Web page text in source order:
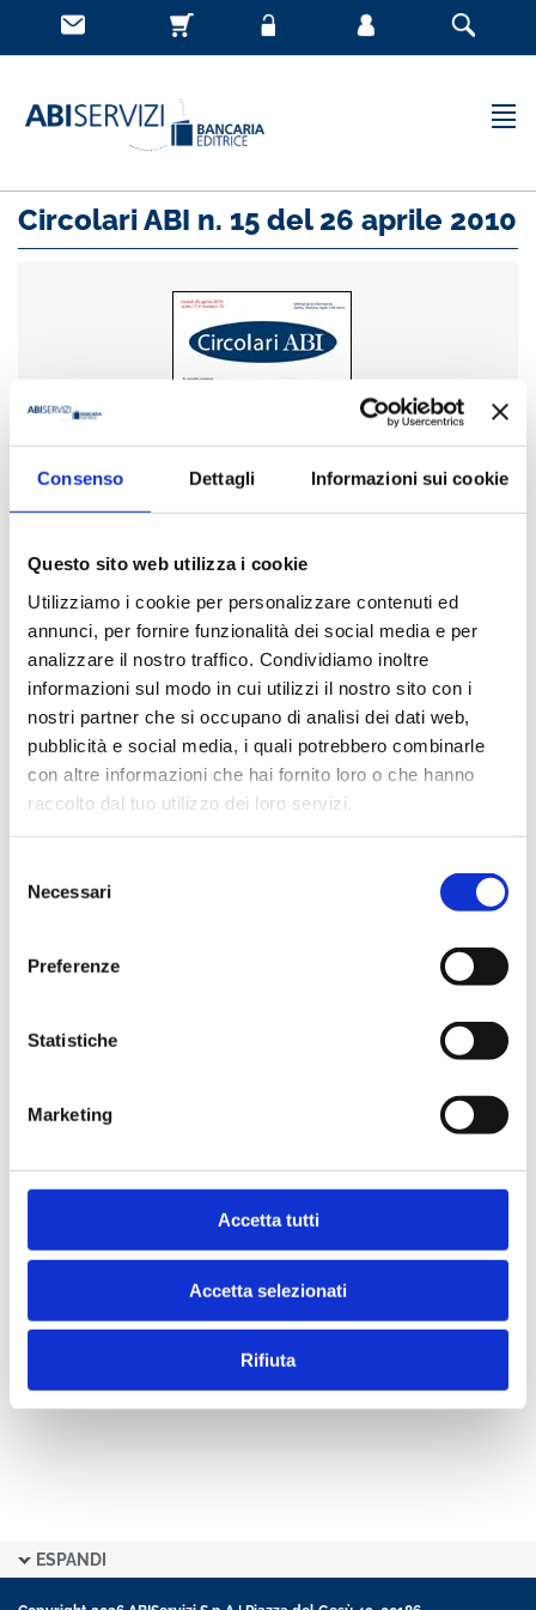
Consenso Dettagli Informazioni sui cookie
Questo sito web utilizza i cookie
Utilizziamo i cookie per personalizzare contenuti ed
annunci, per fornire funzionalità dei social media e per
analizzare il nostro traffico. Condividiamo inoltre
informazioni sul modo in cui utilizzi il nostro sito con i
nostri partner che si occupano di analisi dei dati web,
pubblicità e social media, i quali potrebbero combinarle
con altre informazioni che hai fornito loro o che hanno
raccolto dal tuo utilizzo dei loro servizi.
delNecessari
Preferenze
Statistiche
Marketing
Accetta tutti
Accetta selezionati
Rifiuta
Circolari ABI n. 15 del 26 aprile 2010
Settimanale di informazione tecnica, tributaria, legale e
del lavoro
Editore
Bancaria Editrice
Anno
Disponibile
Prezzo Copertina
Indice
ESPANDI